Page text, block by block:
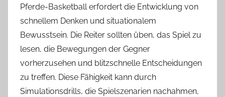
Pferde-Basketball erfordert die Entwicklung von
schnellem Denken und situationalem
Bewusstsein. Die Reiter sollten üben, das Spiel zu
lesen, die Bewegungen der Gegner
vorherzusehen und blitzschnelle Entscheidungen
zu treffen. Diese Fähigkeit kann durch
Simulationsdrills, die Spielszenarien nachahmen,